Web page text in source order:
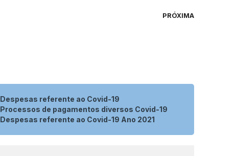
PRÓXIMA
Despesas referente ao Covid-19
Processos de pagamentos diversos Covid-19
Despesas referente ao Covid-19 Ano 2021